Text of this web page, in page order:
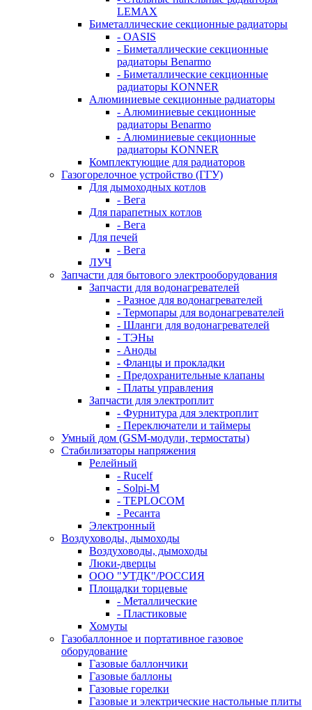
LEMAX
Биметаллические секционные радиаторы
- OASIS
- Биметаллические секционные
радиаторы Benarmo
- Биметаллические секционные
радиаторы KONNER
Алюминиевые секционные радиаторы
- Алюминиевые секционные
радиаторы Benarmo
- Алюминиевые секционные
радиаторы KONNER
Комплектующие для радиаторов
Газогорелочное устройство (ГГУ)
Для дымоходных котлов
- Вега
Для парапетных котлов
- Вега
Для печей
- Вега
ЛУЧ
Запчасти для бытового электрооборудования
Запчасти для водонагревателей
- Разное для водонагревателей
- Термопары для водонагревателей
- Шланги для водонагревателей
- ТЭНы
- Аноды
- Фланцы и прокладки
- Предохранительные клапаны
- Платы управления
Запчасти для электроплит
- Фурнитура для электроплит
- Переключатели и таймеры
Умный дом (GSM-модули, термостаты)
Cтабилизаторы напряжения
Релейный
- Rucelf
- Solpi-M
- TEPLOCOM
- Ресанта
Электронный
Воздуховоды, дымоходы
Воздуховоды, дымоходы
Люки-дверцы
ООО "УТДК"/РОССИЯ
Площадки торцевые
- Металлические
- Пластиковые
Хомуты
Газобаллонное и портативное газовое
оборудование
Газовые баллончики
Газовые баллоны
Газовые горелки
Газовые и электрические настольные плиты